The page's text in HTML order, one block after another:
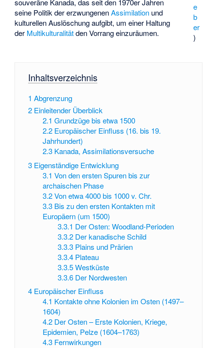
e
b
er
)
souveräne Kanada, das seit den 1970er Jahren
seine Politik der erzwungenenAssimilation und
kulturellen Auslöschung aufgibt, um einer Haltung
der Multikulturalitätden Vorrang einzuräumen.
Inhaltsverzeichnis
1 Abgrenzung
2 Einleitender Überblick
2.1 Grundzüge bis etwa 1500
2.2 Europäischer Einfluss (16. bis 19.
Jahrhundert)
2.3 Kanada, Assimilationsversuche
3 Eigenständige Entwicklung
3.1 Von den ersten Spuren bis zur
archaischen Phase
3.2 Von etwa 4000 bis 1000 v. Chr.
3.3 Bis zu den ersten Kontakten mit
Europäern (um 1500)
3.3.1 Der Osten: Woodland-Perioden
3.3.2 Der kanadische Schild
3.3.3 Plains und Prärien
3.3.4 Plateau
3.3.5 Westküste
3.3.6 Der Nordwesten
4 Europäischer Einfluss
4.1 Kontakte ohne Kolonien im Osten (1497–
1604)
4.2 Der Osten – Erste Kolonien, Kriege,
Epidemien, Pelze (1604–1763)
4.3 Fernwirkungen